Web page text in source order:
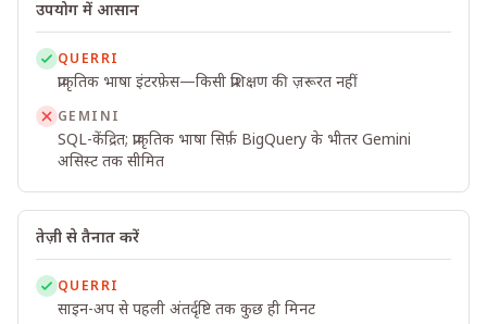
उपयोग में आसान
QUERRI
प्राकृतिक भाषा इंटरफ़ेस—किसी प्रशिक्षण की ज़रूरत नहीं
GEMINI
SQL-केंद्रित; प्राकृतिक भाषा सिर्फ़ BigQuery के भीतर Gemini
असिस्ट तक सीमित
तेज़ी से तैनात करें
QUERRI
साइन-अप से पहली अंतर्दृष्टि तक कुछ ही मिनट